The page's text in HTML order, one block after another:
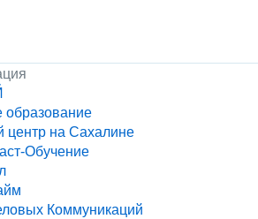
образование
центр на Сахалине
Обучение
Коммуникаций